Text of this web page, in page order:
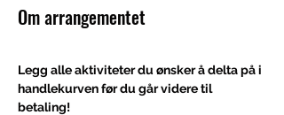
Om arrangementet
Legg alle aktiviteter du ønsker å delta på i
handlekurven før du går videre til
betaling!